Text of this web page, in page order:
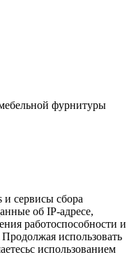
фурнитуры
и сервисы сбора
об IP-адресе,
работоспособности и
использовать
использованием